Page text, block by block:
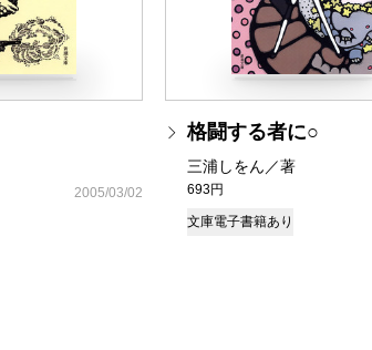
2005/03/02
格闘する者に○
三浦しをん／著
693円
文庫電子書籍あり